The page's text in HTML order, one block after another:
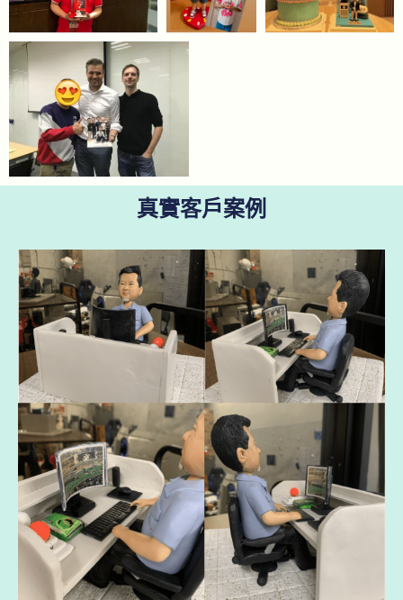
真實客戶案例